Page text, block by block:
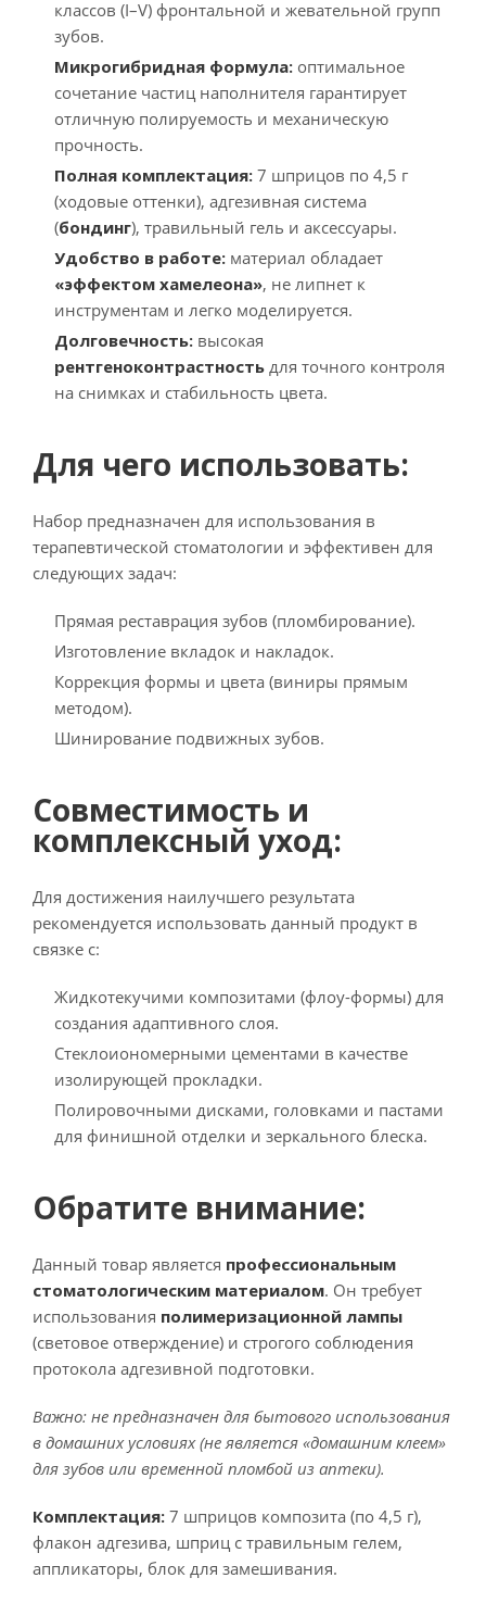
классов (I–V) фронтальной и жевательной групп
зубов.
Микрогибридная формула: оптимальное
сочетание частиц наполнителя гарантирует
отличную полируемость и механическую
прочность.
Полная комплектация: 7 шприцов по 4,5 г
(ходовые оттенки), адгезивная система
(бондинг), травильный гель и аксессуары.
Удобство в работе: материал обладает
«эффектом хамелеона», не липнет к
инструментам и легко моделируется.
Долговечность: высокая
рентгеноконтрастность для точного контроля
на снимках и стабильность цвета.
Для чего использовать:
Набор предназначен для использования в
терапевтической стоматологии и эффективен для
следующих задач:
Прямая реставрация зубов (пломбирование).
Изготовление вкладок и накладок.
Коррекция формы и цвета (виниры прямым
методом).
Шинирование подвижных зубов.
Совместимость и
комплексный уход:
Для достижения наилучшего результата
рекомендуется использовать данный продукт в
связке с:
Жидкотекучими композитами (флоу-формы) для
создания адаптивного слоя.
Стеклоиономерными цементами в качестве
изолирующей прокладки.
Полировочными дисками, головками и пастами
для финишной отделки и зеркального блеска.
Обратите внимание:
Данный товар является профессиональным
стоматологическим материалом. Он требует
использования полимеризационной лампы
(световое отверждение) и строгого соблюдения
протокола адгезивной подготовки.
Важно: не предназначен для бытового использования
в домашних условиях (не является «домашним клеем»
для зубов или временной пломбой из аптеки).
Комплектация: 7 шприцов композита (по 4,5 г),
флакон адгезива, шприц с травильным гелем,
аппликаторы, блок для замешивания.